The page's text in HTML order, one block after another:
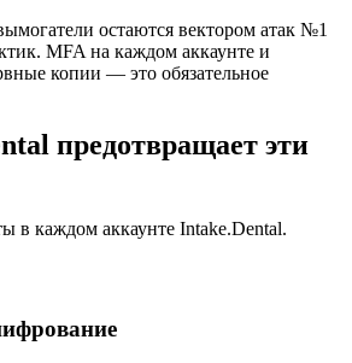
остаются вектором атак №1
MFA на каждом аккаунте и
копии — это обязательное
предотвращает эти
в каждом аккаунте Intake.Dental.